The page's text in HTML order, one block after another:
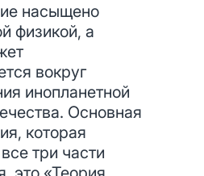
насыщено
физикой, а
вокруг
инопланетной
Основная
которая
три части